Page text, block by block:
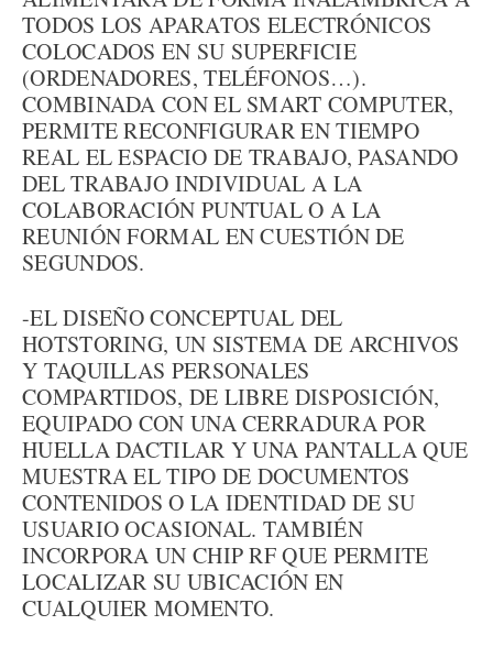
TODOS LOS APARATOS ELECTRÓNICOS
COLOCADOS EN SU SUPERFICIE
(ORDENADORES, TELÉFONOS…).
COMBINADA CON EL SMART COMPUTER,
PERMITE RECONFIGURAR EN TIEMPO
REAL EL ESPACIO DE TRABAJO, PASANDO
DEL TRABAJO INDIVIDUAL A LA
COLABORACIÓN PUNTUAL O A LA
REUNIÓN FORMAL EN CUESTIÓN DE
SEGUNDOS.
-EL DISEÑO CONCEPTUAL DEL
HOTSTORING, UN SISTEMA DE ARCHIVOS
Y TAQUILLAS PERSONALES
COMPARTIDOS, DE LIBRE DISPOSICIÓN,
EQUIPADO CON UNA CERRADURA POR
HUELLA DACTILAR Y UNA PANTALLA QUE
MUESTRA EL TIPO DE DOCUMENTOS
CONTENIDOS O LA IDENTIDAD DE SU
USUARIO OCASIONAL. TAMBIÉN
INCORPORA UN CHIP RF QUE PERMITE
LOCALIZAR SU UBICACIÓN EN
CUALQUIER MOMENTO.